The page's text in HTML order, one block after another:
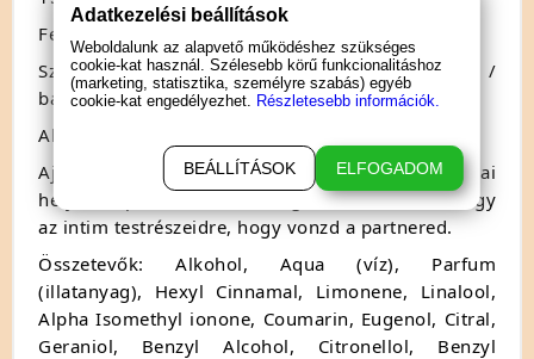
Fejjegyek: Bergamott / citrom / feketebors
Szívjegyek: Levendula / cédrus /gyömbér
/
bazsalikom
Alapjegyek: Pacsuli / borostyán / vanília / pézsma
Ajánlott használat: Fújj egy kis szexsprayt stratégiai
helyekre, például a füled mögé, a mellkasodra vagy
az intim testrészeidre, hogy vonzd a partnered.
Összetevők: Alkohol, Aqua (víz), Parfum
(illatanyag), Hexyl Cinnamal, Limonene, Linalool,
Alpha Isomethyl ionone, Coumarin, Eugenol, Citral,
Geraniol, Benzyl Alcohol, Citronellol, Benzyl
Adatkezelési beállítások
Weboldalunk az alapvető működéshez szükséges
cookie-kat használ. Szélesebb körű funkcionalitáshoz
(marketing, statisztika, személyre szabás) egyéb
cookie-kat engedélyezhet. Részletesebb információk.
BEÁLLÍTÁSOK ELFOGADOM